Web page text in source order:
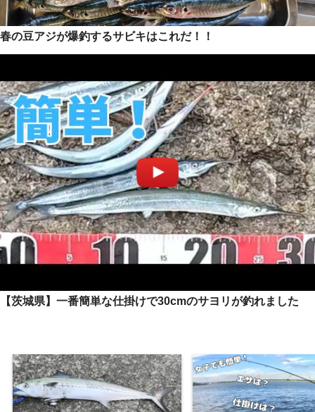
春の豆アジが爆釣するサビキはこれだ！！
【茨城県】一番簡単な仕掛けで30cmのサヨリが釣れました